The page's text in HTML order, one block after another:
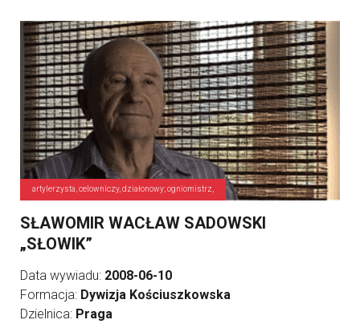
artylerzysta, celowniczy, działonowy; ogniomistrz,
SŁAWOMIR WACŁAW SADOWSKI
„SŁOWIK”
Data wywiadu: 2008-06-10
Formacja: Dywizja Kościuszkowska
Dzielnica: Praga